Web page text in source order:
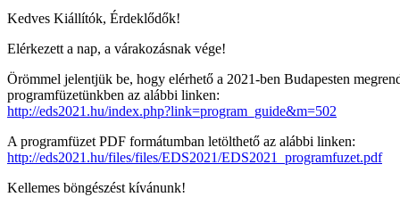
Kedves Kiállítók, Érdeklődők!
Elérkezett a nap, a várakozásnak vége!
Örömmel jelentjük be, hogy elérhető a 2021-ben Budapesten
programfüzetünkben az alábbi linken:
http://eds2021.hu/index.php?link=program_guide&m=502
A programfüzet PDF formátumban letölthető az alábbi linken:
http://eds2021.hu/files/files/EDS2021/EDS2021_programfuzet.pdf
Kellemes böngészést kívánunk!